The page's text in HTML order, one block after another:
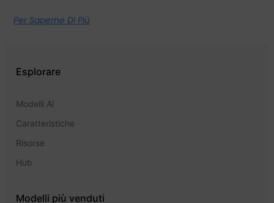
Per Saperne Di Più
Esplorare
Modelli AI
Caratteristiche
Risorse
Hub
Modelli più venduti